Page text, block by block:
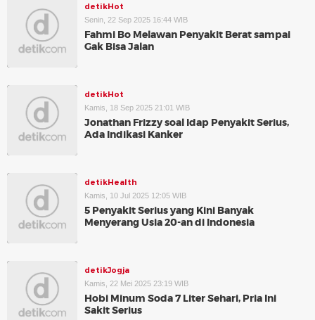
detikHot
Senin, 22 Sep 2025 16:44 WIB
Fahmi Bo Melawan Penyakit Berat sampai
Gak Bisa Jalan
detikHot
Kamis, 18 Sep 2025 21:01 WIB
Jonathan Frizzy soal Idap Penyakit Serius,
Ada Indikasi Kanker
detikHealth
Kamis, 10 Jul 2025 12:05 WIB
5 Penyakit Serius yang Kini Banyak
Menyerang Usia 20-an di Indonesia
detikJogja
Kamis, 22 Mei 2025 23:19 WIB
Hobi Minum Soda 7 Liter Sehari, Pria Ini
Sakit Serius